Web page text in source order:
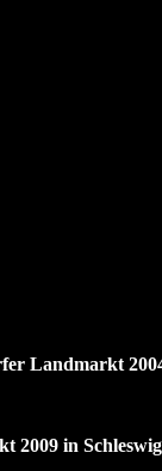
Landmarkt
2009 in